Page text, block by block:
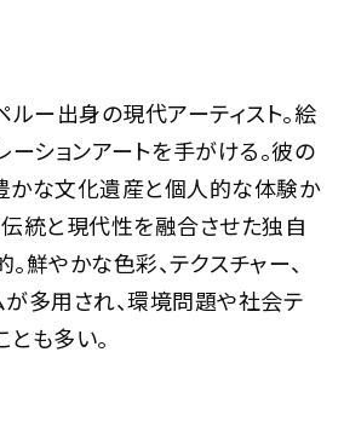
ルー出身の現代アーティスト。絵
ーションアートを手がける。彼の
かな文化遺産と個人的な体験か
伝統と現代性を融合させた独自
鮮やかな色彩、テクスチャー、
が多用され、環境問題や社会テ
も多い。